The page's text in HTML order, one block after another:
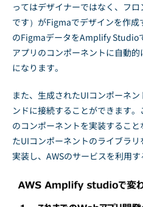
ってはデザイナーではなく、フ
です）がFigmaでデザインを作
のFigmaデータをAmplify Studio
アプリのコンポーネントに自動
になります。
また、生成されたUIコンポーネ
ンドに接続することができます
のコンポーネントを実装するこ
たUIコンポーネントのライブラ
実装し、AWSのサービスを利用す